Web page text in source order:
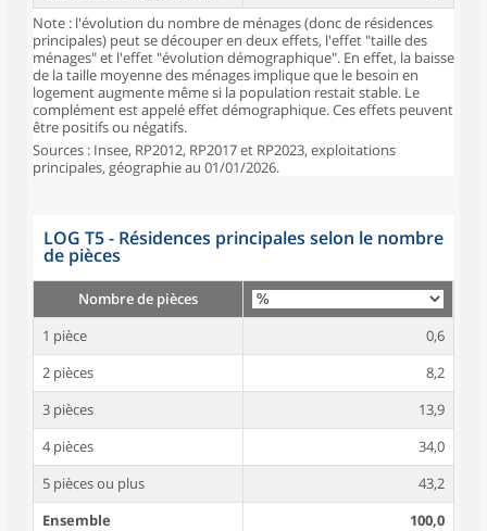
Note : l'évolution du nombre de ménages (donc de résidences
principales) peut se découper en deux effets, l'effet "taille des
ménages" et l'effet "évolution démographique". En effet, la baisse
de la taille moyenne des ménages implique que le besoin en
logement augmente même si la population restait stable. Le
complément est appelé effet démographique. Ces effets peuvent
être positifs ou négatifs.
Sources : Insee, RP2012, RP2017 et RP2023, exploitations
principales, géographie au 01/01/2026.
LOG T5 - Résidences principales selon le nombre
de pièces
Nombre de pièces
1 pièce
0,6
2 pièces
8,2
3 pièces
13,9
4 pièces
34,0
5 pièces ou plus
43,2
Ensemble
100,0